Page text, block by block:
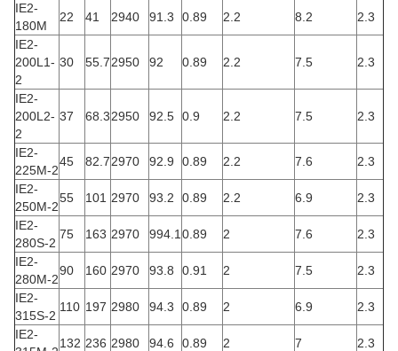
IE2-
180M
22 41 2940 91.3 0.89 2.2 8.2
2.3
IE2-
200L1-
2
30 55.72950 92 0.89 2.2 7.5 2.3
IE2-
200L2-
2
37 68.32950 92.5 0.9 2.2 7.5 2.3
IE2-
225M-2
45 82.72970 92.9 0.89 2.2 7.6
2.3
IE2-
250M-2
55 101 2970 93.2 0.89 2.2 6.9
2.3
IE2-
280S-2
75 163 2970 994.1 0.89 2 7.6
2.3
IE2-
280M-2
90 160 2970 93.8 0.91 2 7.5
2.3
IE2-
315S-2
110 197 2980 94.3 0.89 2 6.9
2.3
IE2-
132 236 2980 94.6 0.89 2 7
2.3